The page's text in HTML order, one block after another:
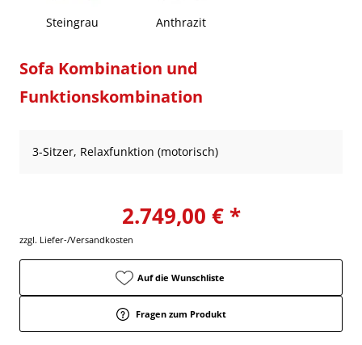
Steingrau Anthrazit
Sofa Kombination und
Funktionskombination
3-Sitzer, Relaxfunktion (motorisch)
2.749,00 € *
zzgl. Liefer-/Versandkosten
Auf die Wunschliste
Fragen zum Produkt